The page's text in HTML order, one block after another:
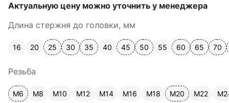
Актуальную цену можно уточнить у менеджера
Длина стержня до головки, мм
16 20 25 30 35 40 45 50 55 60 65 70
Резьба
М6 М8 М10 М12 М14 М16 М18 М20 М22